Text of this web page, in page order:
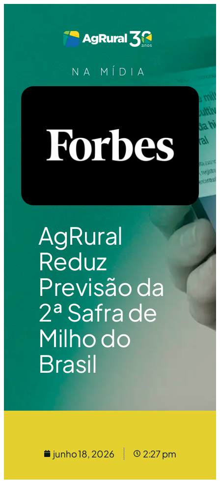
NA MÍDIA
AgRural
Reduz
Previsão da
2ª Safra de
Milho do
Brasil
junho 18, 2026 2:27 pm